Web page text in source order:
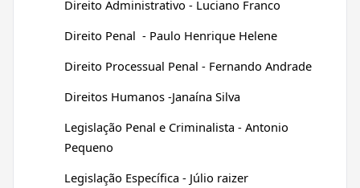
Direito Administrativo - Luciano Franco
Direito Penal - Paulo Henrique Helene
Direito Processual Penal - Fernando Andrade
Direitos Humanos -Janaína Silva
Legislação Penal e Criminalista - Antonio
Pequeno
Legislação Específica - Júlio raizer